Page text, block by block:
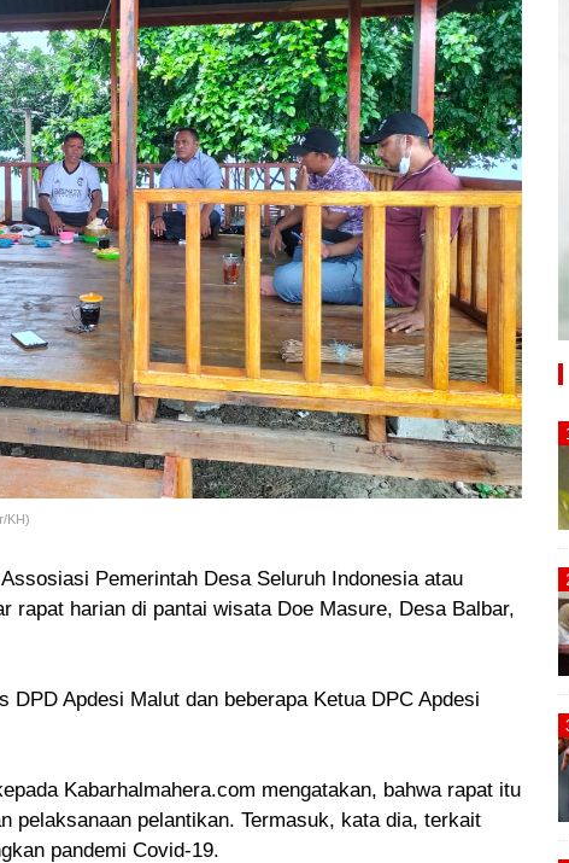
KH)
Pemerintah Desa Seluruh Indonesia atau
rapat harian di pantai wisata Doe Masure, Desa Balbar,
DPD Apdesi Malut dan beberapa Ketua DPC Apdesi
Kabarhalmahera.com mengatakan, bahwa rapat itu
pelaksanaan pelantikan. Termasuk, kata dia, terkait
pandemi Covid-19.